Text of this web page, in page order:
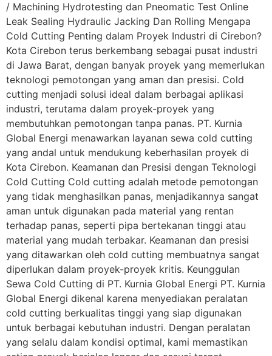
/ Machining Hydrotesting dan Pneomatic Test Online
Leak Sealing Hydraulic Jacking Dan Rolling Mengapa
Cold Cutting Penting dalam Proyek Industri di Cirebon?
Kota Cirebon terus berkembang sebagai pusat industri
di Jawa Barat, dengan banyak proyek yang memerlukan
teknologi pemotongan yang aman dan presisi. Cold
cutting menjadi solusi ideal dalam berbagai aplikasi
industri, terutama dalam proyek-proyek yang
membutuhkan pemotongan tanpa panas. PT. Kurnia
Global Energi menawarkan layanan sewa cold cutting
yang andal untuk mendukung keberhasilan proyek di
Kota Cirebon. Keamanan dan Presisi dengan Teknologi
Cold Cutting Cold cutting adalah metode pemotongan
yang tidak menghasilkan panas, menjadikannya sangat
aman untuk digunakan pada material yang rentan
terhadap panas, seperti pipa bertekanan tinggi atau
material yang mudah terbakar. Keamanan dan presisi
yang ditawarkan oleh cold cutting membuatnya sangat
diperlukan dalam proyek-proyek kritis. Keunggulan
Sewa Cold Cutting di PT. Kurnia Global Energi PT. Kurnia
Global Energi dikenal karena menyediakan peralatan
cold cutting berkualitas tinggi yang siap digunakan
untuk berbagai kebutuhan industri. Dengan peralatan
yang selalu dalam kondisi optimal, kami memastikan